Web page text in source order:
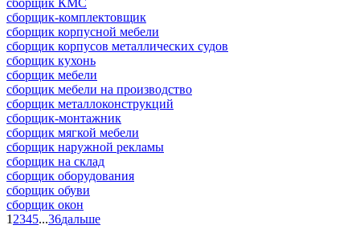
сборщик-комплектовщик
сборщик корпусной мебели
сборщик корпусов металлических судов
сборщик кухонь
сборщик мебели
сборщик мебели на производство
сборщик металлоконструкций
сборщик-монтажник
сборщик мягкой мебели
сборщик наружной рекламы
сборщик на склад
сборщик оборудования
сборщик обуви
сборщик окон
1 2345...36дальше